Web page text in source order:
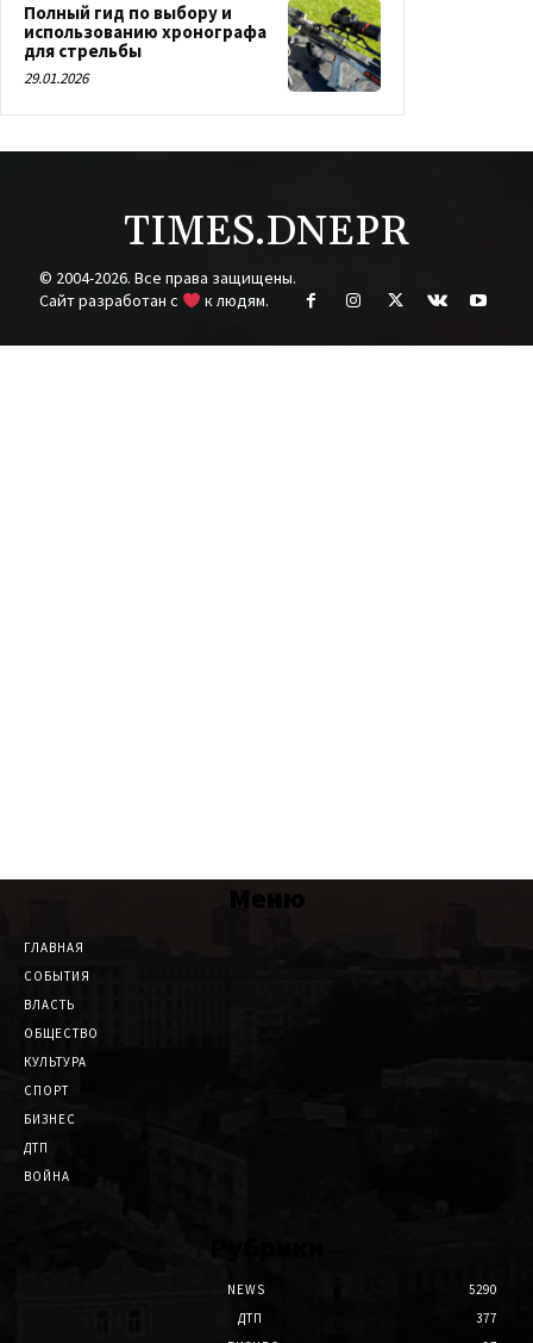
Полный гид по выбору и
использованию хронографа
для стрельбы
29.01.2026
TIMES.DNEPR
© 2004-2026. Все права защищены.
Cайт разработан с
к людям.
Меню
ГЛАВНАЯ
СОБЫТИЯ
ВЛАСТЬ
ОБЩЕСТВО
КУЛЬТУРА
СПОРТ
БИЗНЕС
ДТП
ВОЙНА
NEWS
5290
ДТП
377